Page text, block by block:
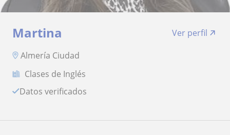
Martina
Ver perfil
Almería Ciudad
Clases de Inglés
Datos verificados